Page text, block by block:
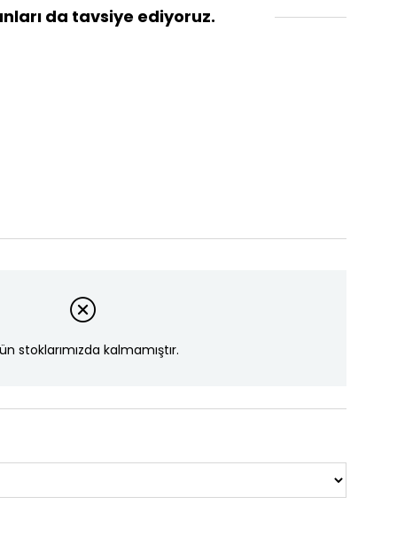
da tavsiye ediyoruz.
stoklarımızda kalmamıştır.